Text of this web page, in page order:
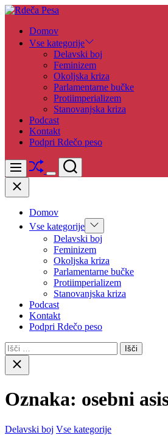
Skip
content
Pesa
Domov
Vse kategorije
Delavski boj
Feminizem
Okoljska kriza
Parlamentarne bučke
Protiimperializem
Stanovanjska kriza
Podcast
Kontakt
Podpri Rdečo peso
Menu Shuffle
Switch
Search
Close
Domov
Vse kategorije Show
sub
menu
Delavski boj
Feminizem
Okoljska kriza
Parlamentarne bučke
Protiimperializem
Stanovanjska kriza
Podcast
Kontakt
Podpri Rdečo peso
Išči:
Close
search
Oznaka: osebni
Delavski boj Vse kategorije